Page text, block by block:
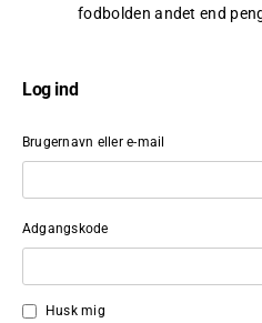
fodbolden andet end
Log ind
Brugernavn eller e-mail
Adgangskode
Husk mig